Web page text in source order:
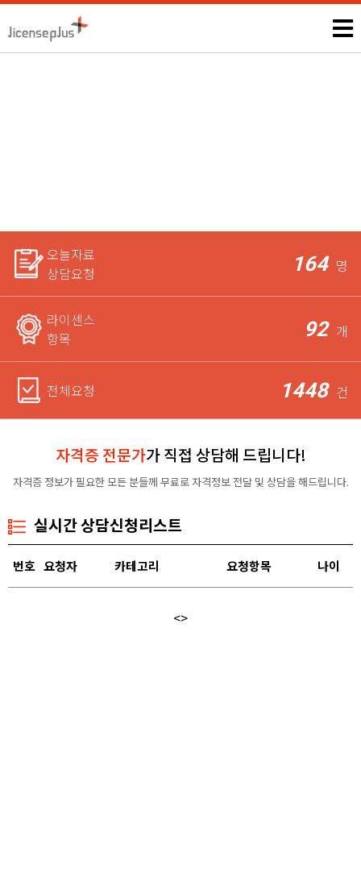
오늘자료
상담요청
164 명
라이센스
항목
92 개
전체요청 1448 건
자격증 전문가가 직접 상담해 드립니다!
자격증 정보가 필요한 모든 분들께 무료로 자격정보 전달 및 상담을 해드립니다.